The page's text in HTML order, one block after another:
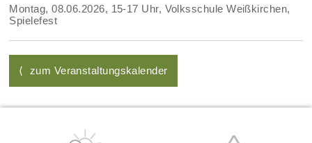
Montag, 08.06.2026, 15-17 Uhr, Volksschule Weißkirchen,
Spielefest
⟨ zum Veranstaltungskalender